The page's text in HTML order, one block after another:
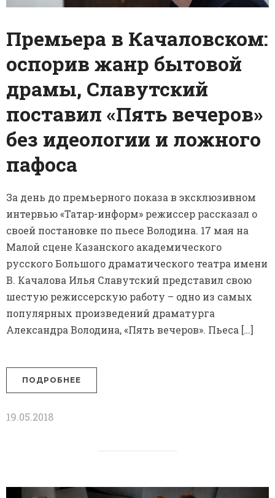
Премьера в Качаловском:
оспорив жанр бытовой
драмы, Славутский
поставил «Пять вечеров»
без идеологии и ложного
пафоса
За день до премьерного показа в эксклюзивном
интервью «Татар-информ» режиссер рассказал о
своей постановке по пьесе Володина. 17 мая на
Малой сцене Казанского академического
русского Большого драматического театра имени
В. Качалова Илья Славутский представил свою
шестую режиссерскую работу – одно из самых
популярных произведений драматурга
Александра Володина, «Пять вечеров». Пьеса […]
ПОДРОБНЕЕ
19.05.2018